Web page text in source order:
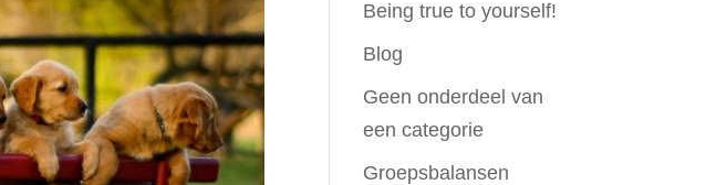
Being true to yourself!
Blog
Geen onderdeel van
een categorie
Groepsbalansen